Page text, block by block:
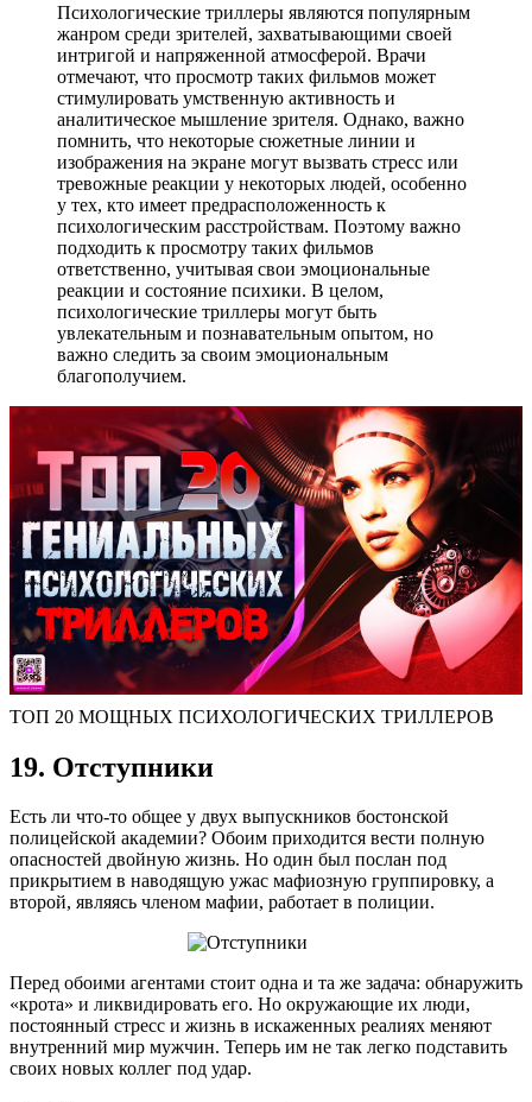
Психологические триллеры являются популярным
жанром среди зрителей, захватывающими своей
интригой и напряженной атмосферой. Врачи
отмечают, что просмотр таких фильмов может
стимулировать умственную активность и
аналитическое мышление зрителя. Однако, важно
помнить, что некоторые сюжетные линии и
изображения на экране могут вызвать стресс или
тревожные реакции у некоторых людей, особенно
у тех, кто имеет предрасположенность к
психологическим расстройствам. Поэтому важно
подходить к просмотру таких фильмов
ответственно, учитывая свои эмоциональные
реакции и состояние психики. В целом,
психологические триллеры могут быть
увлекательным и познавательным опытом, но
важно следить за своим эмоциональным
благополучием.
ТОП 20 МОЩНЫХ ПСИХОЛОГИЧЕСКИХ ТРИЛЛЕРОВ
19. Отступники
Есть ли что-то общее у двух выпускников бостонской
полицейской академии? Обоим приходится вести полную
опасностей двойную жизнь. Но один был послан под
прикрытием в наводящую ужас мафиозную группировку, а
второй, являясь членом мафии, работает в полиции.
Перед обоими агентами стоит одна и та же задача: обнаружить
«крота» и ликвидировать его. Но окружающие их люди,
постоянный стресс и жизнь в искаженных реалиях меняют
внутренний мир мужчин. Теперь им не так легко подставить
своих новых коллег под удар.